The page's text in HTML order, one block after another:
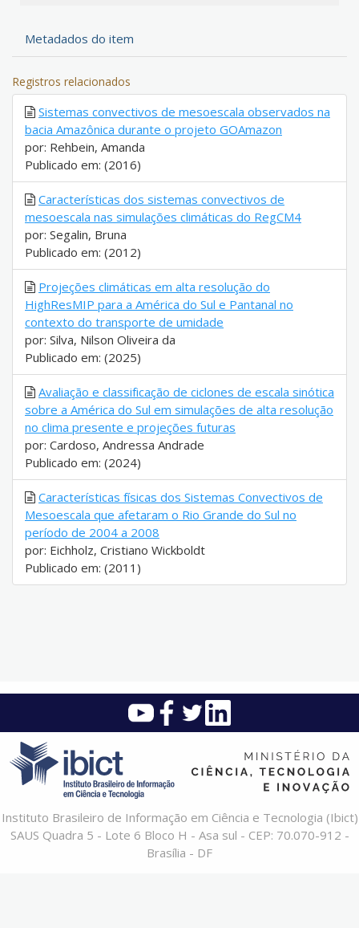
Metadados do item
Registros relacionados
Sistemas convectivos de mesoescala observados na
bacia Amazônica durante o projeto GOAmazon
por: Rehbein, Amanda
Publicado em: (2016)
Características dos sistemas convectivos de
mesoescala nas simulações climáticas do RegCM4
por: Segalin, Bruna
Publicado em: (2012)
Projeções climáticas em alta resolução do
HighResMIP para a América do Sul e Pantanal no
contexto do transporte de umidade
por: Silva, Nilson Oliveira da
Publicado em: (2025)
Avaliação e classificação de ciclones de escala sinótica
sobre a América do Sul em simulações de alta resolução
no clima presente e projeções futuras
por: Cardoso, Andressa Andrade
Publicado em: (2024)
Características físicas dos Sistemas Convectivos de
Mesoescala que afetaram o Rio Grande do Sul no
período de 2004 a 2008
por: Eichholz, Cristiano Wickboldt
Publicado em: (2011)
Instituto Brasileiro de Informação em Ciência e Tecnologia (Ibict)
SAUS Quadra 5 - Lote 6 Bloco H - Asa sul - CEP: 70.070-912 -
Brasília - DF